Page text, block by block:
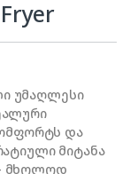
Fryer
უმაღლესი
და
მიტანა
მხოლოდ